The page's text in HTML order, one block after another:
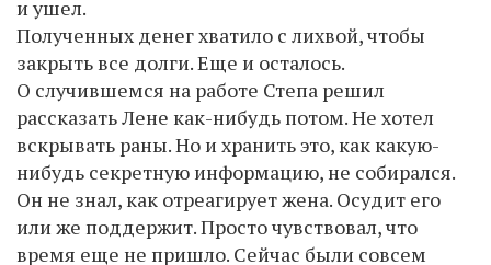
и ушел.
Полученных денег хватило с лихвой, чтобы
закрыть все долги. Еще и осталось.
О случившемся на работе Степа решил
рассказать Лене как-нибудь потом. Не хотел
вскрывать раны. Но и хранить это, как какую-
нибудь секретную информацию, не собирался.
Он не знал, как отреагирует жена. Осудит его
или же поддержит. Просто чувствовал, что
время еще не пришло. Сейчас были совсем